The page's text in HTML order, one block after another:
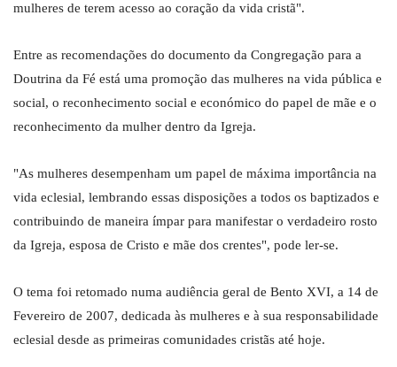
mulheres de terem acesso ao coração da vida cristã".
Entre as recomendações do documento da Congregação para a
Doutrina da Fé está uma promoção das mulheres na vida pública e
social, o reconhecimento social e económico do papel de mãe e o
reconhecimento da mulher dentro da Igreja.
"As mulheres desempenham um papel de máxima importância na
vida eclesial, lembrando essas disposições a todos os baptizados e
contribuindo de maneira ímpar para manifestar o verdadeiro rosto
da Igreja, esposa de Cristo e mãe dos crentes", pode ler-se.
O tema foi retomado numa audiência geral de Bento XVI, a 14 de
Fevereiro de 2007, dedicada às mulheres e à sua responsabilidade
eclesial desde as primeiras comunidades cristãs até hoje.